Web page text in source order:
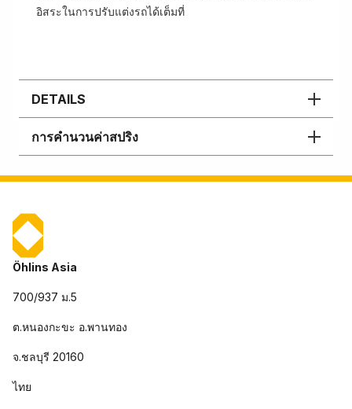
อิสระในการปรับแต่งรถได้เต็มที่
DETAILS
การคำนวนค่าสปริง
Öhlins Asia
700/937 ม.5
ต.หนองกะขะ อ.พานทอง
จ.ชลบุรี 20160
ไทย